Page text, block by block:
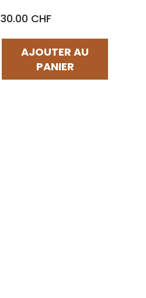
30.00 CHF
AJOUTER AU
PANIER